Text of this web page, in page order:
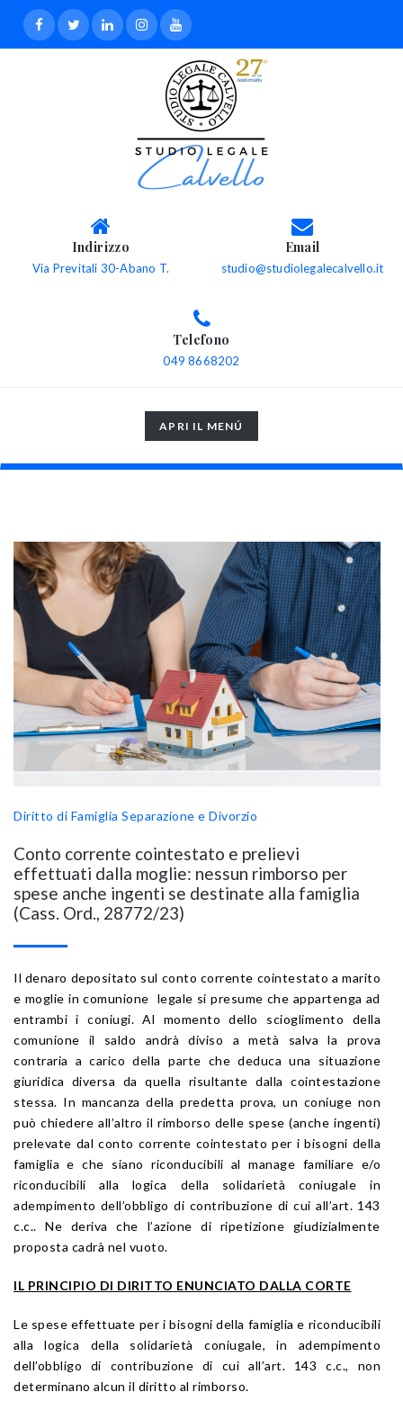
Indirizzo
Via Previtali 30-Abano T.
Email
studio@studiolegalecalvello.it
Telefono
049 8668202
TOGGLE
NAVIGATION
APRI IL MENÚ
Diritto di Famiglia Separazione e Divorzio
Conto corrente cointestato e prelievi
effettuati dalla moglie: nessun rimborso per
spese anche ingenti se destinate alla famiglia
(Cass. Ord., 28772/23)
Il denaro depositato sul conto corrente cointestato a marito
e moglie in comunione legale si presume che appartenga ad
entrambi i coniugi. Al momento dello scioglimento della
comunione il saldo andrà diviso a metà salva la prova
contraria a carico della parte che deduca una situazione
giuridica diversa da quella risultante dalla cointestazione
stessa. In mancanza della predetta prova, un coniuge non
può chiedere all’altro il rimborso delle spese (anche ingenti)
prelevate dal conto corrente cointestato per i bisogni della
famiglia e che siano riconducibili al manage familiare e/o
riconducibili alla logica della solidarietà coniugale in
adempimento dell’obbligo di contribuzione di cui all’art. 143
c.c.. Ne deriva che l’azione di ripetizione giudizialmente
proposta cadrà nel vuoto.
IL PRINCIPIO DI DIRITTO ENUNCIATO DALLA CORTE
Le spese effettuate per i bisogni della famiglia e riconducibili
alla logica della solidarietà coniugale, in adempimento
dell’obbligo di contribuzione di cui all’art. 143 c.c., non
determinano alcun il diritto al rimborso.